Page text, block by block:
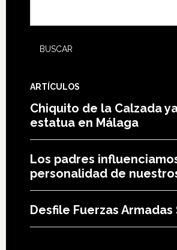
ARTÍCULOS
Chiquito de la Calzada
estatua en Málaga
Los padres
personalidad de
Desfile Fuerzas